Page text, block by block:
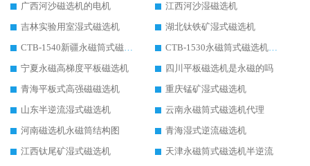
广西河沙磁选机的电机
江西河沙湿磁选机
吉林实验用室湿式磁选机
湖北钛铁矿湿式磁选机
CTB-1540新疆永磁筒式磁选机
CTB-1530永磁筒式磁选机代理商
宁夏永磁高梯度平板磁选机
四川平板磁选机是永磁的吗
青海平板式高强磁磁选机
重庆锰矿湿式磁选机
山东半逆流湿式磁选机
云南永磁筒式磁选机代理
河南磁选机永磁筒结构图
青海湿式逆流磁选机
江西钛尾矿湿式磁选机
天津永磁筒式磁选机半逆流